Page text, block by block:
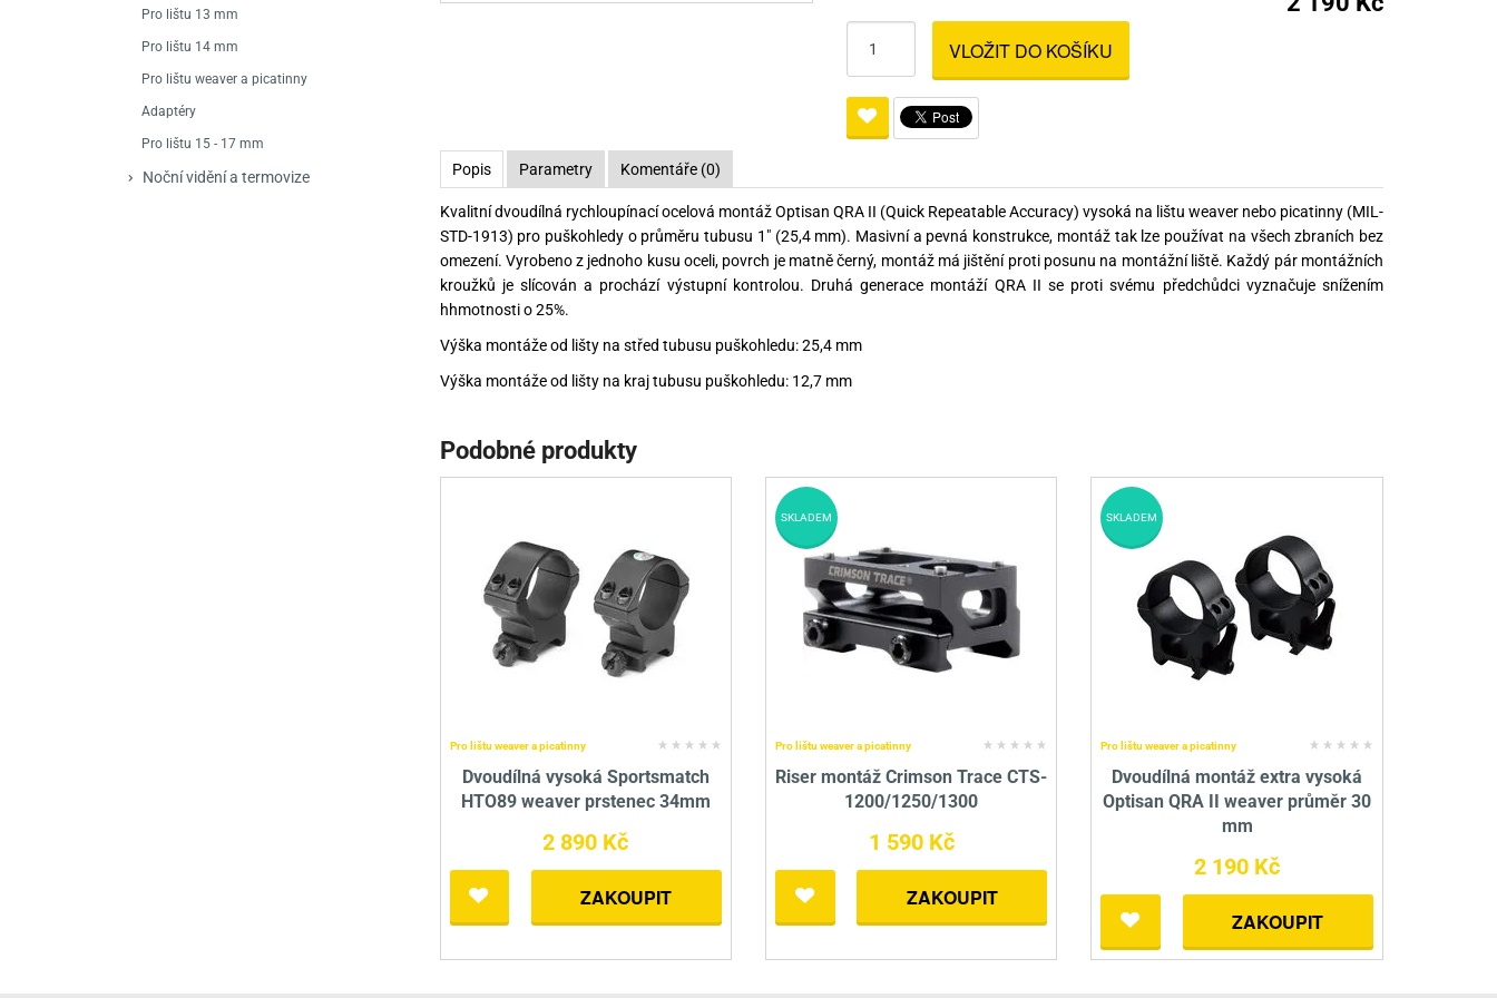
Brokovnice samonabíjecí
Pistole samonabíjecí
Mačety a sekery
Kuše
Obranné spreje
Pistolové a revolverové náboje
Malorážkové náboje
Ochranné prostředky
Rowan Engineering
Bipody, stolice a vaky
Pro perkusní zbraně
Svítilny
Pro lištu 13 mm
Pro lištu 14 mm
Pro lištu weaver a picatinny
Adaptéry
Pro lištu 15 - 17 mm
Noční vidění a termovize
VLOŽIT DO KOŠÍKU
Popis Parametry Komentáře (0)
Kvalitní dvoudílná rychloupínací ocelová montáž Optisan QRA II (Quick Repeatable Accuracy) vysoká na lištu weaver nebo picatinny (MIL-
STD-1913) pro puškohledy o průměru tubusu 1" (25,4 mm). Masivní a pevná konstrukce, montáž tak lze používat na všech zbraních bez
omezení. Vyrobeno z jednoho kusu oceli, povrch je matně černý, montáž má jištění proti posunu na montážní liště. Každý pár montážních
kroužků je slícován a prochází výstupní kontrolou. Druhá generace montáží QRA II se proti svému předchůdci vyznačuje snížením
hhmotnosti o 25%.
Výška montáže od lišty na střed tubusu puškohledu: 25,4 mm
Výška montáže od lišty na kraj tubusu puškohledu: 12,7 mm
Podobné produkty
Pro lištu weaver a picatinny
Dvoudílná vysoká Sportsmatch
HTO89 weaver prstenec 34mm
2 890 Kč
ZAKOUPIT
Pro lištu weaver a picatinny
Riser montáž Crimson Trace CTS-
1200/1250/1300
1 590 Kč
ZAKOUPIT
SKLADEM
Pro lištu weaver a picatinny
Dvoudílná montáž extra vysoká
Optisan QRA II weaver průměr 30
mm
2 190 Kč
ZAKOUPIT
SKLADEM